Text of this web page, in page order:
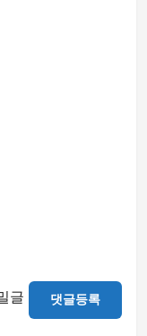
글 댓글등록